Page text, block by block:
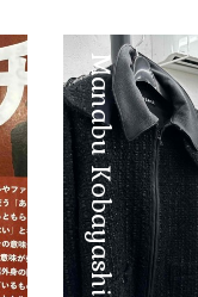
Manabu Kobayashi